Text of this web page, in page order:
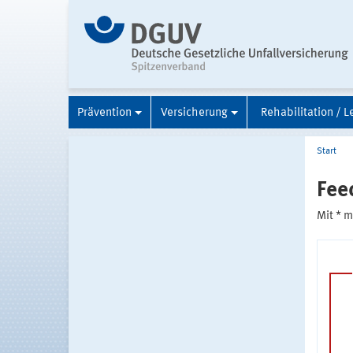
Prävention Versicherung Rehabilitation /
Start
Mit *